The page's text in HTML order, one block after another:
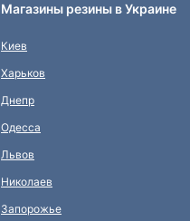
Магазины резины в Украине
Киев
Харьков
Днепр
Одесса
Львов
Николаев
Запорожье